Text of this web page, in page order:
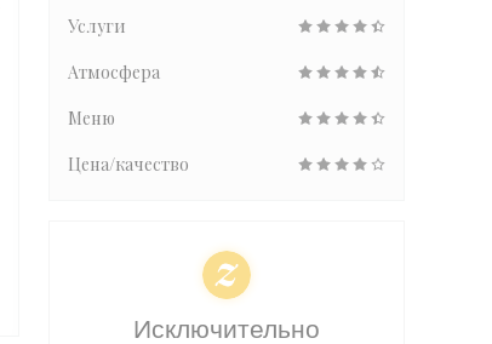
Услуги
Атмосфера
Меню
Цена/качество
Исключительно